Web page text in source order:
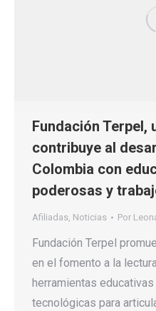
Fundación Terpel,
contribuye al
Colombia con
poderosas y
Afiliadas, Noticias Por
Fundación Terpel
en el fomento a la
herramientas
tecnológicas para